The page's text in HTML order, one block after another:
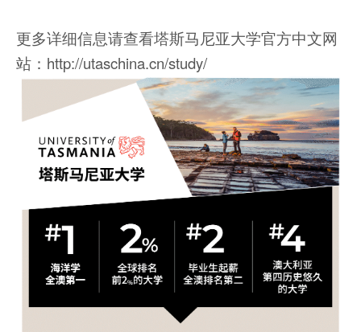
更多详细信息请查看塔斯马尼亚大学官方中文网
站：http://utaschina.cn/study/